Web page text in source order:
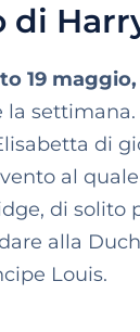
di
19 maggio,
di
al
di solito
alla
Louis.